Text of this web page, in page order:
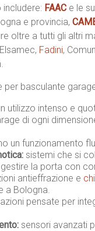
FAAC e le
e provincia,
oltre a tutti gli altri
Fadini,
per basculante
utilizzo intenso e
di ogni
un funzionamento
sistemi che si
la porta con
antieffrazione e
a Bologna.
pensate per
sensori avanzati